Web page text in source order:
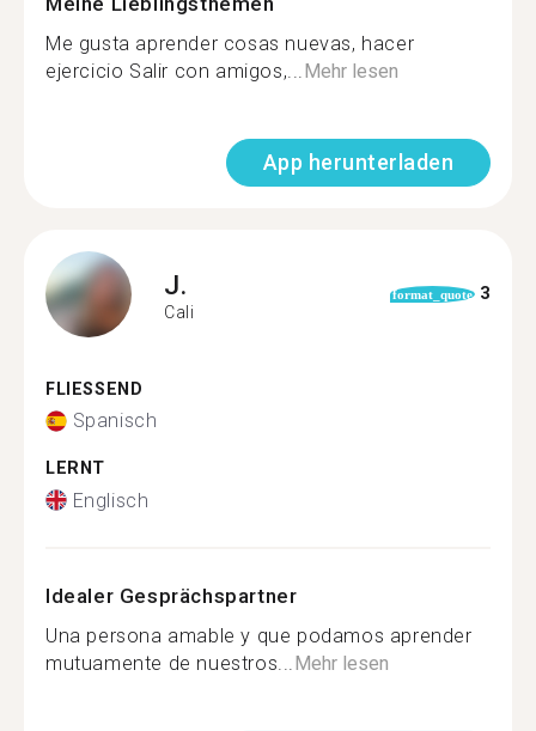
Me gusta aprender cosas nuevas, hacer
ejercicio Salir con amigos,... Mehr lesen
App herunterladen
J.
Cali
format_quote 3
FLIESSEND
Spanisch
LERNT
Englisch
Idealer Gesprächspartner
Una persona amable y que podamos aprender
mutuamente de nuestros... Mehr lesen